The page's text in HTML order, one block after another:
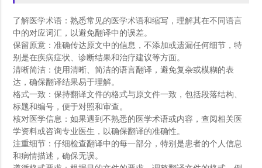
了解医学术语：熟悉常见的医学术语和缩写，理解其在不同语言
中的对应词汇，以避免翻译中的误差。
保留原意：准确传达原文中的信息，不添加或遗漏任何细节，特
别是在疾病症状、诊断结果和治疗建议等方面。
清晰简洁：使用清晰、简洁的语言翻译，避免复杂或模糊的表
达，确保翻译结果易于理解。
格式一致：保持翻译文件的格式与原文件一致，包括段落结构、
标题和编号，便于对照和审查。
核对医学信息：如果遇到不熟悉的医学术语或内容，查阅相关医
学资料或咨询专业医生，以确保翻译的准确性。
注重细节：仔细检查翻译中的每一部分，特别是患者的个人信息
和病情描述，确保无误。